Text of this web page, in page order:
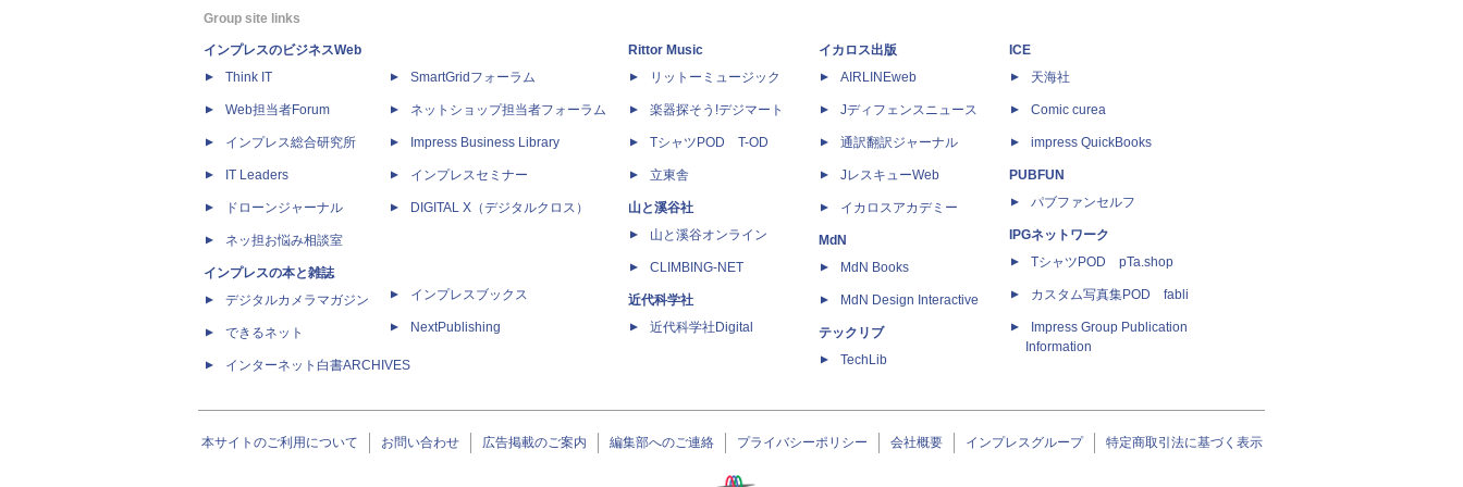
Group site links
インプレスのビジネスWeb
Think IT
Web担当者Forum
インプレス総合研究所
IT Leaders
ドローンジャーナル
ネッ担お悩み相談室
インプレスの本と雑誌
デジタルカメラマガジン
できるネット
インターネット白書ARCHIVES
SmartGridフォーラム
ネットショップ担当者フォーラム
Impress Business Library
インプレスセミナー
DIGITAL X（デジタルクロス）
インプレスブックス
NextPublishing
Rittor Music
リットーミュージック
楽器探そう!デジマート
TシャツPOD T-OD
立東舎
山と溪谷社
山と溪谷オンライン
CLIMBING-NET
近代科学社
近代科学社Digital
イカロス出版
AIRLINEweb
Jディフェンスニュース
通訳翻訳ジャーナル
JレスキューWeb
イカロスアカデミー
MdN
MdN Books
MdN Design Interactive
テックリブ
TechLib
ICE
天海社
Comic curea
impress QuickBooks
PUBFUN
パブファンセルフ
IPGネットワーク
TシャツPOD pTa.shop
カスタム写真集POD fabli
Impress Group Publication
Information
本サイトのご利用について お問い合わせ 広告掲載のご案内 編集部へのご連絡 プライバシーポリシー 会社概要 インプレスグループ 特定商取引法に基づく表示